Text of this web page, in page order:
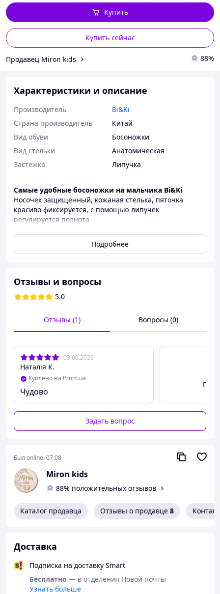
Купить сейчас
Купить
Продавец Miron kids 88%
Характеристики и описание
Производитель
Bi&Ki
Страна производитель
Китай
Вид обуви
Босоножки
Вид стельки
Анатомическая
Застежка
Липучка
Самые удобные босоножки на мальчика Bi&Ki
Носочек защищенный, кожаная стелька, пяточка
красиво фиксируется, с помощью липучек
регулируется полнота
Размеры
30 - 19 см
Подробнее
Отзывы и вопросы
5.0
Отзывы (1) Вопросы (0)
03.06.2026
Наталія К.
Куплено на Prom.ua
Чудово
Задать вопрос
Был online:07.08
Miron kids
88% положительных отзывов
Каталог продавца Отзывы о продавце 8
Доставка
Подписка на доставку Smart
Бесплатно — в отделения Новой почты
Узнать больше